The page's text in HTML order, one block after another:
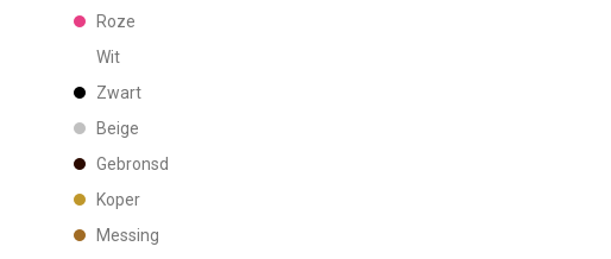
Roze
Wit
Zwart
Beige
Gebronsd
Koper
Messing